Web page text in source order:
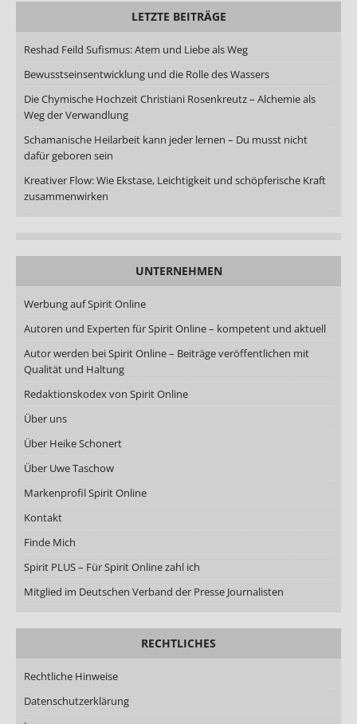
LETZTE BEITRÄGE
Reshad Feild Sufismus: Atem und Liebe als Weg
Bewusstseinsentwicklung und die Rolle des Wassers
Die Chymische Hochzeit Christiani Rosenkreutz – Alchemie als
Weg der Verwandlung
Schamanische Heilarbeit kann jeder lernen – Du musst nicht
dafür geboren sein
Kreativer Flow: Wie Ekstase, Leichtigkeit und schöpferische Kraft
zusammenwirken
UNTERNEHMEN
Werbung auf Spirit Online
Autoren und Experten für Spirit Online – kompetent und aktuell
Autor werden bei Spirit Online – Beiträge veröffentlichen mit
Qualität und Haltung
Redaktionskodex von Spirit Online
Über uns
Über Heike Schonert
Über Uwe Taschow
Markenprofil Spirit Online
Kontakt
Finde Mich
Spirit PLUS – Für Spirit Online zahl ich
Mitglied im Deutschen Verband der Presse Journalisten
RECHTLICHES
Rechtliche Hinweise
Datenschutzerklärung